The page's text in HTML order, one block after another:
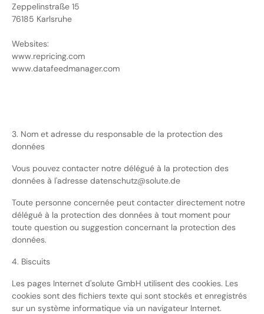
Zeppelinstraße 15
76185 Karlsruhe
Websites:
www.repricing.com
www.datafeedmanager.com
3. Nom et adresse du responsable de la protection des
données
Vous pouvez contacter notre délégué à la protection des
données à l'adresse datenschutz@solute.de
Toute personne concernée peut contacter directement notre
délégué à la protection des données à tout moment pour
toute question ou suggestion concernant la protection des
données.
4. Biscuits
Les pages Internet d'solute GmbH utilisent des cookies. Les
cookies sont des fichiers texte qui sont stockés et enregistrés
sur un système informatique via un navigateur Internet.